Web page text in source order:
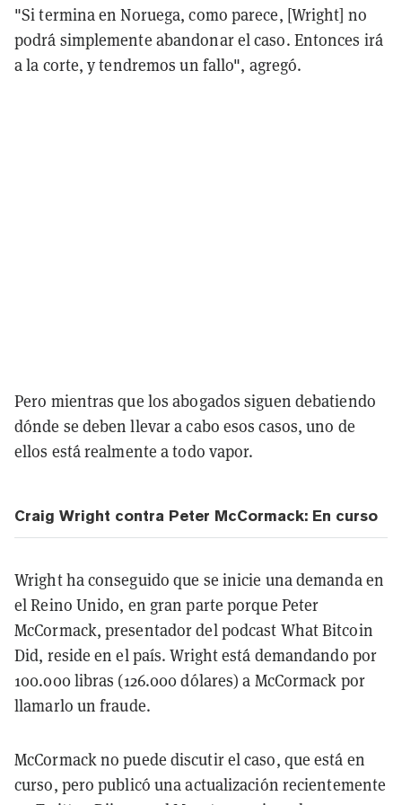
"Si termina en Noruega, como parece, [Wright] no
podrá simplemente abandonar el caso. Entonces irá
a la corte, y tendremos un fallo", agregó.
Pero mientras que los abogados siguen debatiendo
dónde se deben llevar a cabo esos casos, uno de
ellos está realmente a todo vapor.
Craig Wright contra Peter McCormack: En curso
Wright ha conseguido que se inicie una demanda en
el Reino Unido, en gran parte porque Peter
McCormack, presentador del podcast What Bitcoin
Did, reside en el país. Wright está demandando por
100.000 libras (126.000 dólares) a McCormack por
llamarlo un fraude.
McCormack no puede discutir el caso, que está en
curso, pero publicó una actualización recientemente